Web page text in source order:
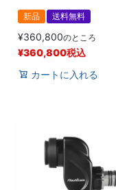
新品 送料無料
¥360,800のところ
¥360,800税込
カートに入れる